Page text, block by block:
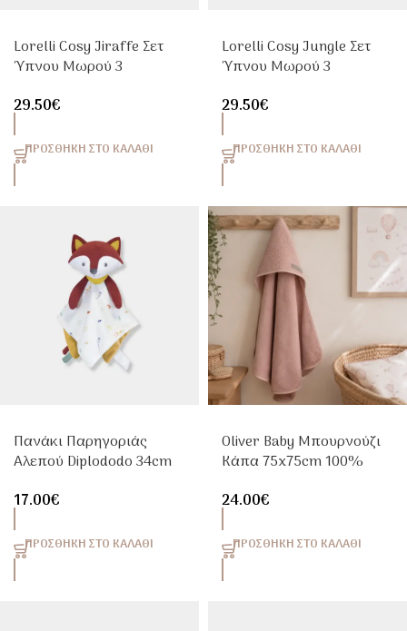
Lorelli Cosy Jiraffe Σετ
Ύπνου Μωρού 3
Μπεζ
29.50€
ΠΡΟΣΘΉΚΗ ΣΤΟ ΚΑΛΆΘΙ
Lorelli Cosy Jungle Σετ
Ύπνου Μωρού 3
Μπεζ
29.50€
ΠΡΟΣΘΉΚΗ ΣΤΟ ΚΑΛΆΘΙ
Πανάκι Παρηγοριάς
Αλεπού Diplododo 34cm
17.00€
ΠΡΟΣΘΉΚΗ ΣΤΟ ΚΑΛΆΘΙ
Oliver Baby Μπουρνούζι
Κάπα 75x75cm 100%
24.00€
ΠΡΟΣΘΉΚΗ ΣΤΟ ΚΑΛΆΘΙ